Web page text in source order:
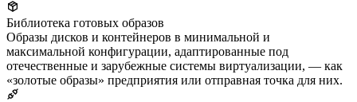
Библиотека готовых образов
Образы дисков и контейнеров в минимальной и
максимальной конфигурации, адаптированные под
отечественные и зарубежные системы виртуализации, — как
«золотые образы» предприятия или отправная точка для них.